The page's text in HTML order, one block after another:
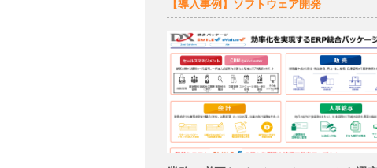
【導入事例】ソフトウェア開発